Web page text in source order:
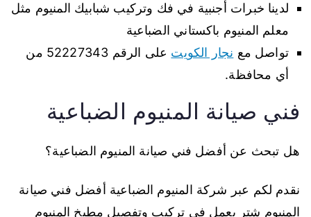
لدينا خبرات أجنبية في فك وتركيب شبابيك المنيوم مثل
معلم المنيوم باكستاني الضباعية
تواصل مع نجار الكويت
على الرقم 52227343 من
أي محافظة.
فني صيانة المنيوم الضباعية
هل تبحث عن أفضل فني صيانة المنيوم الضباعية؟
نقدم لكم عبر شركة المنيوم الضباعية أفضل فني صيانة
المنيوم شتر يعمل في تركيب وتفصيل مطبخ المنيوم